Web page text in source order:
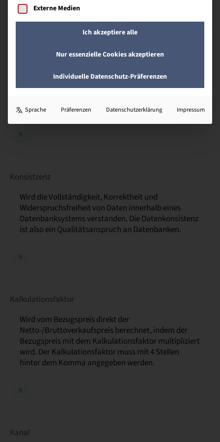
K
Kommunikationskonzept
Umfasst die Planung der gesamten Kommunikation
eines Unternehmens auf den festgelegten
Zielgruppe sowie der vordefinierten Zielstellungen.
K
Konsistzenz
Wird die Vollständigkeit, Korrektheit und
Widerspruchsfreiheit von Daten innerhalb eines
Datenbanksystems verstanden. Die Datenkonsistenz
ist also ein Qualitätsanspruch an Datenbanken.
K
Kalkulationsfaktor
Wird vom Bezugspreis direkt der
Netto-/Bruttoverkaufspreis berechnet, indem der
Bezugspreis mit dem Kalkulationsfaktor multipliziert
wird. Der Kalkulationsfaktor muss mit 4 Stellen
hinter dem Komma angegeben werden.
K
Kanal
Externe Medien
Ich akzeptiere alle
Nur essenzielle Cookies akzeptieren
Individuelle Datenschutz-Präferenzen
Sprache Präferenzen Datenschutzerklärung Impressum